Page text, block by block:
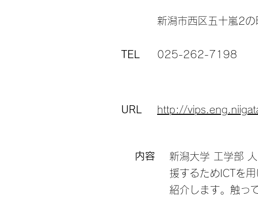
新潟市西区五十嵐2
TEL 025-262-7198
URL http://
新潟大学 工学部
援するためICTを
紹介します。触っ
内容